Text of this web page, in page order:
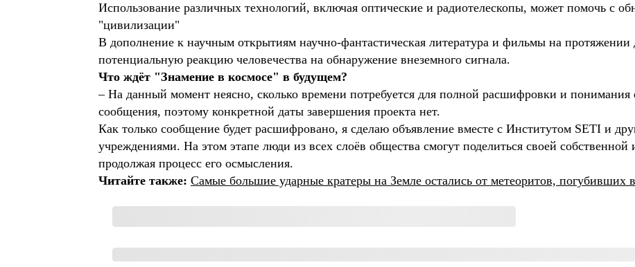
Использование различных технологий, включая оптические и радиотелескопы, может помочь с
"цивилизации"
В дополнение к научным открытиям научно-фантастическая литература и фильмы на протяжении
потенциальную реакцию человечества на обнаружение внеземного сигнала.
Что ждёт "Знамение в космосе" в будущем?
– На данный момент неясно, сколько времени потребуется для полной расшифровки и понимания
сообщения, поэтому конкретной даты завершения проекта нет.
Как только сообщение будет расшифровано, я сделаю объявление вместе с Институтом SETI и
учреждениями. На этом этапе люди из всех слоёв общества смогут поделиться своей собственной
продолжая процесс его осмысления.
Читайте также: Самые большие ударные кратеры на Земле остались от метеоритов, погубивших